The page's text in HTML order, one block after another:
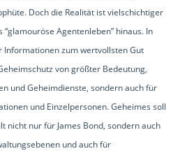
Doch die Realität ist vielschichtiger
Agentenleben” hinaus. In
Informationen zum wertvollsten Gut
von größter Bedeutung,
und Geheimdienste, sondern auch für
und Einzelpersonen. Geheimes soll
nicht nur für James Bond, sondern auch
und auch für